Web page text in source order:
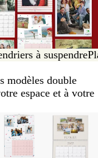
à suspendre
modèles double
espace et à votre